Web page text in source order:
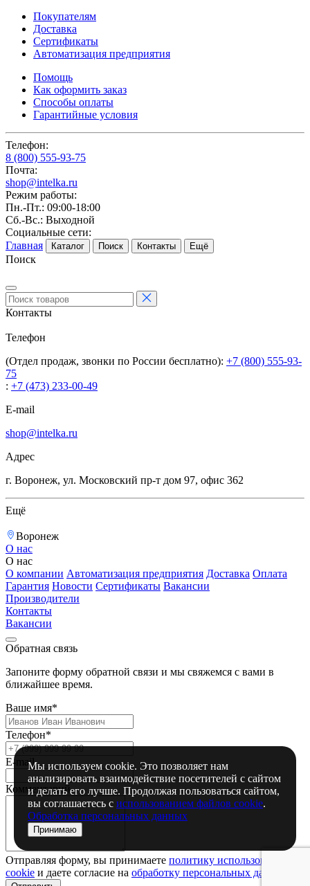
Покупателям
Доставка
Сертификаты
Автоматизация предприятия
Помощь
Как оформить заказ
Способы оплаты
Гарантийные условия
Телефон:
8 (800) 555-93-75
Почта:
shop@intelka.ru
Режим работы:
Пн.-Пт.: 09:00-18:00
Сб.-Вс.: Выходной
Социальные сети:
Главная
Каталог Поиск Контакты Ещё
Поиск
Контакты
Телефон
(Отдел продаж, звонки по России бесплатно): +7 (800) 555-93-
75
: +7 (473) 233-00-49
E-mail
shop@intelka.ru
Адрес
г. Воронеж, ул. Московский пр-т дом 97, офис 362
Ещё
Воронеж
О нас
О нас
О компании Автоматизация предприятия Доставка Оплата
Гарантия Новости Сертификаты Вакансии
Производители
Контакты
Вакансии
Обратная связь
Запоните форму обратной связи и мы свяжемся с вами в
ближайшее время.
Ваше имя*
Телефон*
E-mail
Комментарий
Отправляя форму, вы принимаете политику использования
сookie и даете согласие на обработку персональных данный
Мы используем cookie. Это позволяет нам
анализировать взаимодействие посетителей с сайтом
и делать его лучше. Продолжая пользоваться сайтом,
вы соглашаетесь с использованием файлов cookie.
Обработка персональных данных
Принимаю